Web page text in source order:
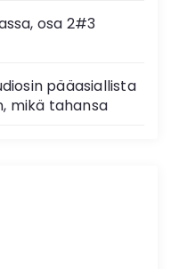
osa 2#3
pääasiallista
mikä tahansa